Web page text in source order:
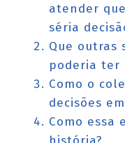
atender
séria
Que outras
poderia ter
Como o
decisões
Como essa